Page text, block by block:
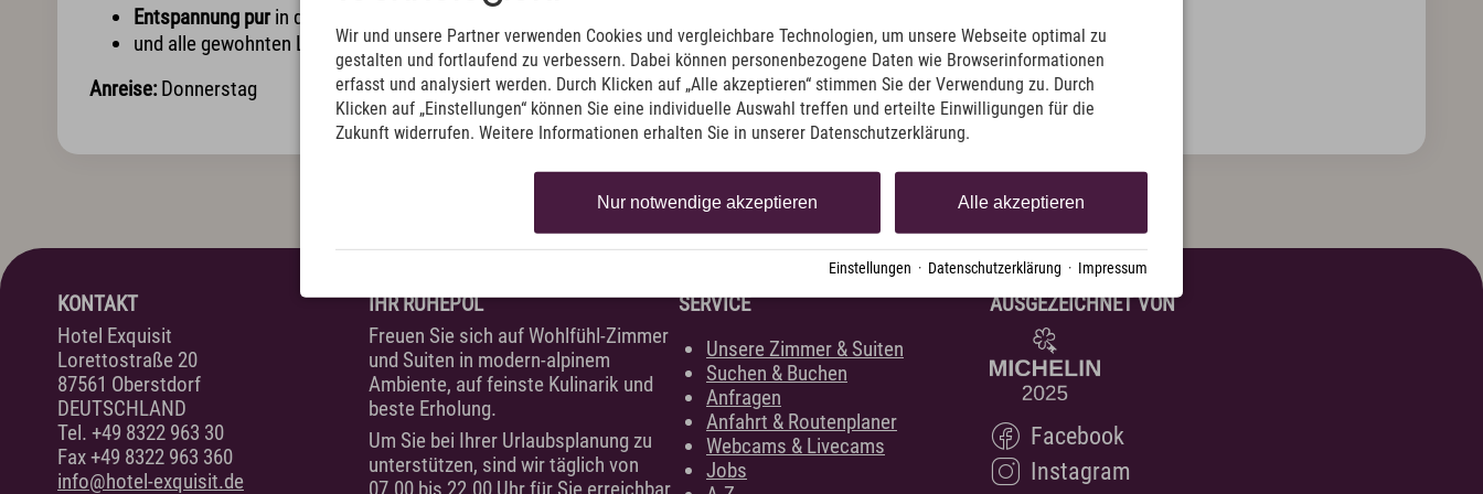
Aktivprogramm inklusive
Fahrradverleih
Indoor Fitness
Exquisit Bergwanderwochen 2026
Exquisit Eisgala
Allgäuer Abend
Musik im Hotel
Kunst im Hotel
Wissenswertes & AGB
Newsletter & Downloads
Hotelgutschein
Exquisit Produkte
Presse Anreise English
Entspannung purin der 1000 m² großen SPA-Landschaft
und alle gewohnten Leistungen des"Exquisit Erlebnistages"für einen rundum perfekten Aufenthalt
Anreise:Donnerstag
KONTAKT
Hotel Exquisit
Lorettostraße 20
87561 Oberstdorf
DEUTSCHLAND
Tel. +49 8322 963 30
Fax +49 8322 963 360
info@hotel-exquisit.de
IHR RUHEPOL
Freuen Sie sich auf Wohlfühl-Zimmer
und Suiten in modern-alpinem
Ambiente, auf feinste Kulinarik und
beste Erholung.
Um Sie bei Ihrer Urlaubsplanung zu
unterstützen, sind wir täglich von
SERVICE
Unsere Zimmer & Suiten
Suchen & Buchen
Anfragen
Anfahrt & Routenplaner
Webcams & Livecams
Jobs
AUSGEZEICHNET VON
Facebook
Instagram
Wir und unsere Partner verwenden Cookies und vergleichbare Technologien, um unsere Webseite optimal zu
gestalten und fortlaufend zu verbessern. Dabei können personenbezogene Daten wie Browserinformationen
erfasst und analysiert werden. Durch Klicken auf „Alle akzeptieren“ stimmen Sie der Verwendung zu. Durch
Klicken auf „Einstellungen“ können Sie eine individuelle Auswahl treffen und erteilte Einwilligungen für die
Zukunft widerrufen. Weitere Informationen erhalten Sie in unserer Datenschutzerklärung.
Alle akzeptieren
Nur notwendige akzeptieren
Einstellungen · Datenschutzerklärung · Impressum